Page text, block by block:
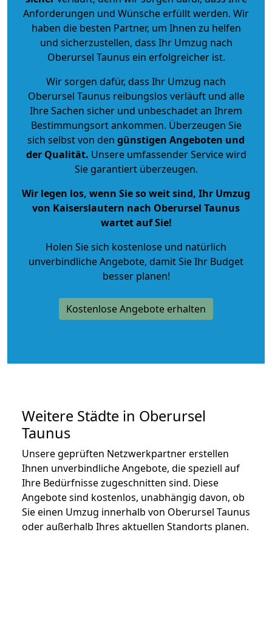
Anforderungen und Wünsche erfüllt werden. Wir
haben die besten Partner, um Ihnen zu helfen
und sicherzustellen, dass Ihr Umzug nach
Oberursel Taunus ein erfolgreicher ist.
Wir sorgen dafür, dass Ihr Umzug nach
Oberursel Taunus reibungslos verläuft und alle
Ihre Sachen sicher und unbeschadet an Ihrem
Bestimmungsort ankommen. Überzeugen Sie
sich selbst von den günstigen Angeboten und
der Qualität. Unsere umfassender Service wird
Sie garantiert überzeugen.
Wir legen los, wenn Sie so weit sind, Ihr Umzug
von Kaiserslautern nach Oberursel Taunus
wartet auf Sie!
Holen Sie sich kostenlose und natürlich
unverbindliche Angebote, damit Sie Ihr Budget
besser planen!
Kostenlose Angebote erhalten
Weitere Städte in Oberursel
Taunus
Unsere geprüften Netzwerkpartner erstellen
Ihnen unverbindliche Angebote, die speziell auf
Ihre Bedürfnisse zugeschnitten sind. Diese
Angebote sind kostenlos, unabhängig davon, ob
Sie einen Umzug innerhalb von Oberursel Taunus
oder außerhalb Ihres aktuellen Standorts planen.